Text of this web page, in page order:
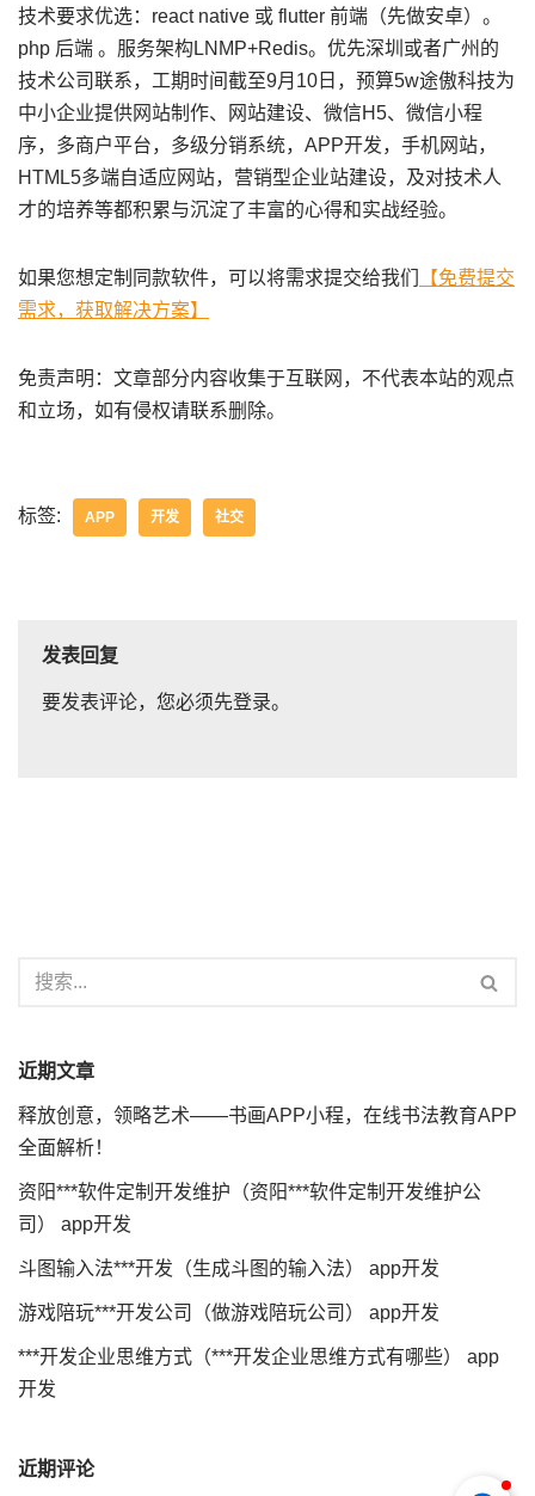
技术要求优选：react native 或 flutter 前端（先做安卓）。
php 后端 。服务架构LNMP+Redis。优先深圳或者广州的
技术公司联系，工期时间截至9月10日，预算5w途傲科技为
中小企业提供网站制作、网站建设、微信H5、微信小程
序，多商户平台，多级分销系统，APP开发，手机网站，
HTML5多端自适应网站，营销型企业站建设，及对技术人
才的培养等都积累与沉淀了丰富的心得和实战经验。
如果您想定制同款软件，可以将需求提交给我们
【免费提交
需求，获取解决方案】
免责声明：文章部分内容收集于互联网，不代表本站的观点
和立场，如有侵权请联系删除。
标签: APP 开发 社交
发表回复
要发表评论，您必须先登录。
近期文章
释放创意，领略艺术——书画APP小程，在线书法教育APP
全面解析！
资阳***软件定制开发维护（资阳***软件定制开发维护公
司） app开发
斗图输入法***开发（生成斗图的输入法） app开发
游戏陪玩***开发公司（做游戏陪玩公司） app开发
***开发企业思维方式（***开发企业思维方式有哪些） app
开发
近期评论